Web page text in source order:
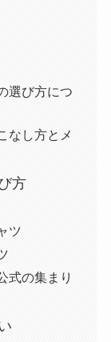
選び方につ
なし方とメ
方
ツ
式の集まり